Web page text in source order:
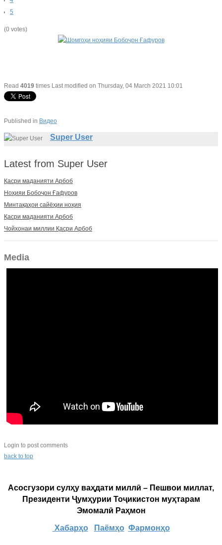
5
(0 votes)
Read 4019 times Last modified on Thursday, 04 March 2021 10:01
Published in Видео
Super User
Latest from Super User
Қасри маданияти Арбоб
Ноҳияи Бобоҷон Ғафуров
Минтақаҳои сайёҳии ноҳия
Қасри маданияти Арбоб
Чойхонаи миллии Қасри Арбоб
Media
Login to post comments
back to top
Асосгузори сулҳу ваҳдати миллӣ – Пешвои миллат,
Президенти Ҷумҳурии Тоҷикистон муҳтарам
Эмомалӣ Раҳмон
Хабарҳо Паёмҳо Фармонҳо